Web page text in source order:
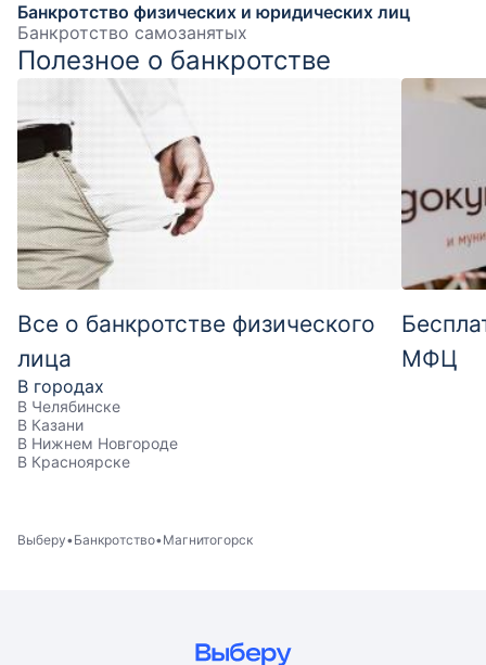
Банкротство физических и юридических лиц
Банкротство самозанятых
Полезное о банкротстве
Все о банкротстве физического
лица
МФЦ
В городах
В Челябинске
В Казани
В Нижнем Новгороде
В Красноярске
Выберу Банкротство Магнитогорск